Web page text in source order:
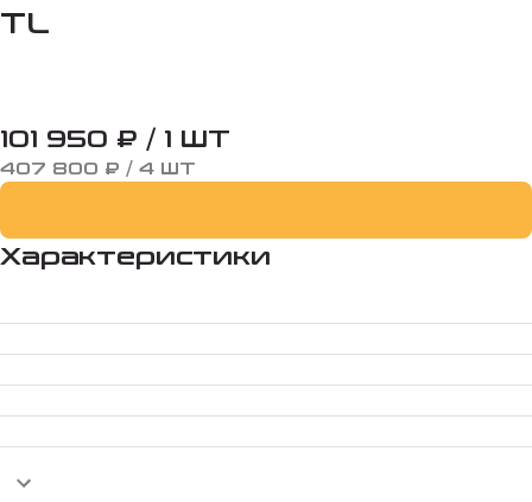
TL
101 950 ₽ / 1 ШТ
407 800 ₽ / 4 ШТ
Характеристики